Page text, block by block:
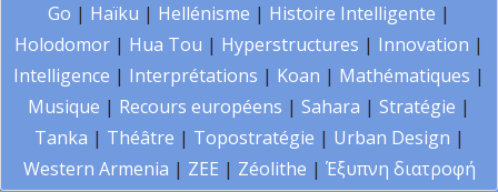
Go | Haïku | Hellénisme | Histoire Intelligente |
Holodomor | Hua Tou | Hyperstructures | Innovation |
Intelligence | Interprétations | Koan | Mathématiques |
Musique | Recours européens | Sahara | Stratégie |
Tanka | Théâtre | Topostratégie | Urban Design |
Western Armenia | ZEE | Zéolithe | Έξυπνη διατροφή